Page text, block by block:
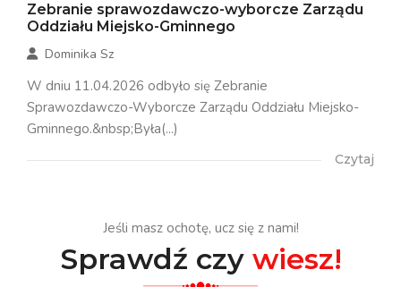
Zebranie sprawozdawczo-wyborcze Zarządu
Oddziału Miejsko-Gminnego
Dominika Sz
W dniu 11.04.2026 odbyło się Zebranie
Sprawozdawczo-Wyborcze Zarządu Oddziału Miejsko-
Gminnego.&nbsp;Była(...)
Czytaj
Jeśli masz ochotę, ucz się z nami!
Sprawdź czy wiesz!